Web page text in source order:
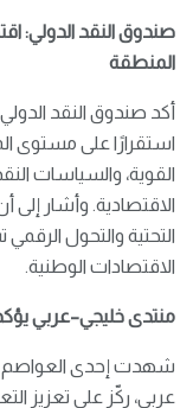
صندوق النقد الدولي:
المنطقة
أكد صندوق النقد
استقرارًا على مستوى
القوية، والسياسات
الاقتصادية. وأشار إلى
التحتية والتحول
الاقتصادات الوطنية.
منتدى خليجي–عربي
شهدت إحدى العواصم
عربي، ركّز على تعزيز